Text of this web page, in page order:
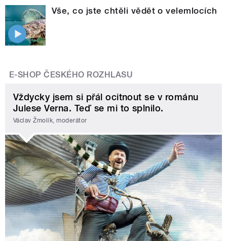
Vše, co jste chtěli vědět o velemlocích
E-SHOP ČESKÉHO ROZHLASU
Vždycky jsem si přál ocitnout se v románu
Julese Verna. Teď se mi to splnilo.
Václav Žmolík, moderátor